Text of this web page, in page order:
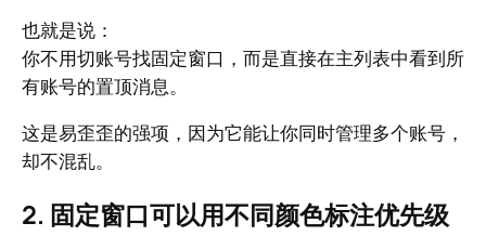
也就是说：
你不用切账号找固定窗口，而是直接在主列表中看到所
有账号的置顶消息。
这是易歪歪的强项，因为它能让你同时管理多个账号，
却不混乱。
2. 固定窗口可以用不同颜色标注优先级